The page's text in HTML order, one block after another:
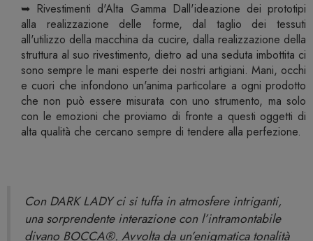
➥ Rivestimenti d'Alta Gamma Dall'ideazione dei prototipi
alla realizzazione delle forme, dal taglio dei tessuti
all'utilizzo della macchina da cucire, dalla realizzazione della
struttura al suo rivestimento, dietro ad una seduta imbottita ci
sono sempre le mani esperte dei nostri artigiani. Mani, occhi
e cuori che infondono un'anima particolare a ogni prodotto
che non può essere misurata con uno strumento, ma solo
con le emozioni che proviamo di fronte a questi oggetti di
alta qualità che cercano sempre di tendere alla perfezione.
Con DARK LADY ci si tuffa in atmosfere intriganti,
una sorprendente interazione con l’intramontabile
divano BOCCA®. Avvolta da un’enigmatica tonalità